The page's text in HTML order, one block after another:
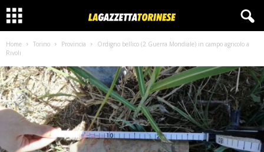
Home Torino Provincia
Ordigno bellico (2 Guerra Mondiale) in campo agricolo a
Rivoli